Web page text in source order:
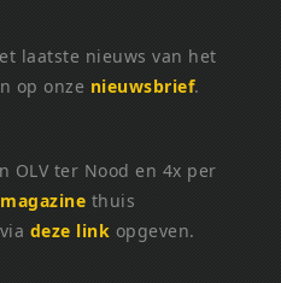
laatste nieuws van het
op onze nieuwsbrief.
OLV ter Nood en 4x per
thuis
deze link opgeven.